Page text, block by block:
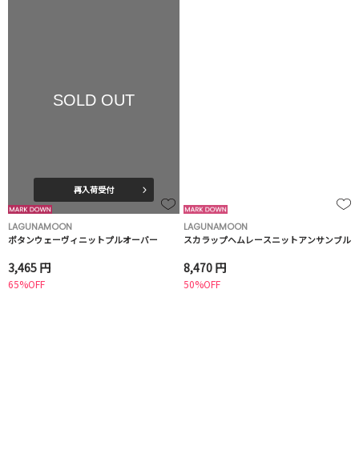
SOLD OUT
再入荷受付
LAGUNAMOON
ボタンウェーヴィニットプルオーバー
3,465 円
65%OFF
LAGUNAMOON
スカラップヘムレースニットアンサンブル
8,470 円
50%OFF